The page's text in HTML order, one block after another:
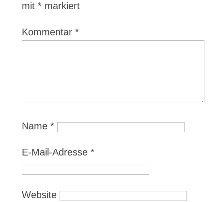
mit *markiert
Kommentar *
Name *
E-Mail-Adresse *
Website